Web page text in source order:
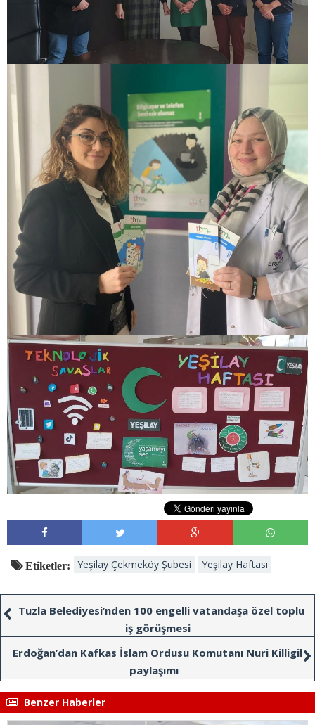
Etiketler: Yeşilay Çekmeköy Şubesi Yeşilay Haftası
Tuzla Belediyesi’nden 100 engelli vatandaşa özel toplu
iş görüşmesi
Erdoğan’dan Kafkas İslam Ordusu Komutanı Nuri Killigil
paylaşımı
Benzer Haberler